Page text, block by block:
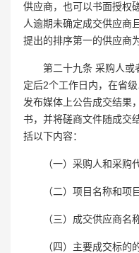
供应商，也可以书面授权
人逾期未确定成交供应商
提出的排序第一的供应商
第二十九条 采购人或
定后2个工作日内，在省
发布媒体上公告成交结果
书，并将磋商文件随成交
括以下内容：
（一）采购人和采购
（二）项目名称和项
（三）成交供应商名
（四）主要成交标